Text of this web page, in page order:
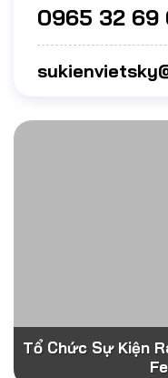
0965 32 69
Tổ Chức Sự Kiện